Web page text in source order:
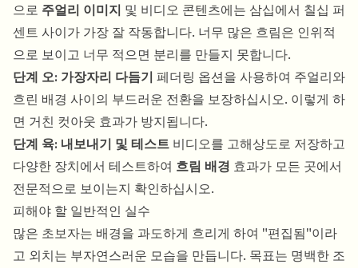
으로 주얼리 이미지 및 비디오 콘텐츠에는 삼십에서 칠십 퍼
센트 사이가 가장 잘 작동합니다. 너무 많은 흐림은 인위적
으로 보이고 너무 적으면 분리를 만들지 못합니다.
단계 오: 가장자리 다듬기 페더링 옵션을 사용하여 주얼리와
흐린 배경 사이의 부드러운 전환을 보장하십시오. 이렇게 하
면 거친 컷아웃 효과가 방지됩니다.
단계 육: 내보내기 및 테스트 비디오를 고해상도로 저장하고
다양한 장치에서 테스트하여 흐림 배경 효과가 모든 곳에서
전문적으로 보이는지 확인하십시오.
피해야 할 일반적인 실수
많은 초보자는 배경을 과도하게 흐리게 하여 "편집됨"이라
고 외치는 부자연스러운 모습을 만듭니다. 목표는 명백한 조